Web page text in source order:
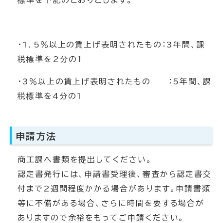
・1．5％以上の賃上げ表明されたもの：3年間、課
税標準を2分の1
・3％以上の賃上げ表明されたもの ：5年間、課
税標準を4分の1
申請方法
商工課へ書類を提出してください。
認定書発行には、申請書受理後、審査から認定書交
付まで2週間程度かかる場合があります。申請書類
等に不備がある場合、さらに時間を要する場合が
ありますので余裕をもってご申請ください。